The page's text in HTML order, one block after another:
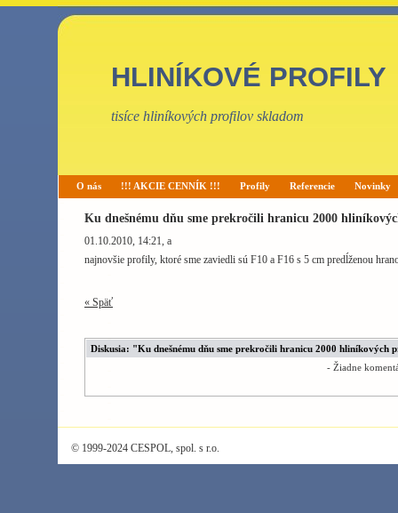
HLINÍKOVÉ PROFILY
tisíce hliníkových profilov skladom
O nás !!! AKCIE CENNÍK !!! Profily Referencie Novinky
Ku dnešnému dňu sme prekročili hranicu 2000
01.10.2010, 14:21, a
najnovšie profily, ktoré sme zaviedli sú F10 a F16 s 5 cm predĺženou
« Späť
Diskusia: "Ku dnešnému dňu sme prekročili hranicu 2000 hliníkových
- Žiadne
© 1999-2024 CESPOL, spol. s r.o.